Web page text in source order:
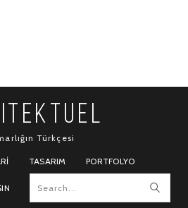
Türkçesi
TASARIM PORTFOLYO